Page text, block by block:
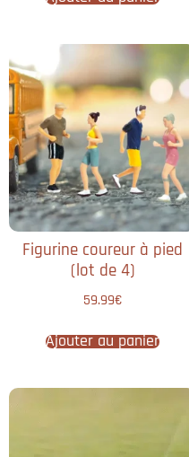
Figurine coureur à pied​
(lot de 4)
59.99€
Ajouter au panier